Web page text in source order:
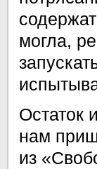
могла,
Остаток
нам
из